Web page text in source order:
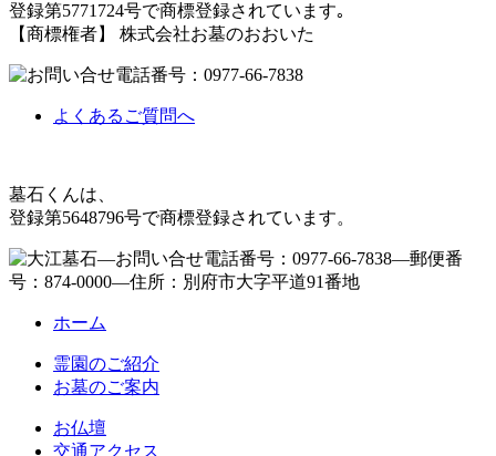
登録第5771724号で商標登録されています｡
【商標権者】 株式会社お墓のおおいた
よくあるご質問へ
墓石くんは、
登録第5648796号で商標登録されています。
ホーム
霊園のご紹介
お墓のご案内
お仏壇
交通アクセス